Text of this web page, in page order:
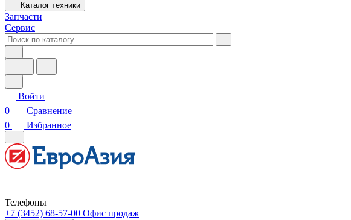
Каталог техники
Запчасти
Сервис
Войти
0
Сравнение
0
Избранное
Телефоны
+7 (3452) 68-57-00 Офис продаж